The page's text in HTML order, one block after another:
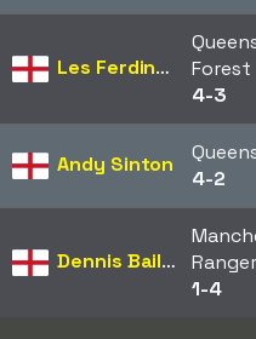
Les Ferdinand
Forest
4-3
Andy Sinton
4-2
Dennis Bailey
1-4